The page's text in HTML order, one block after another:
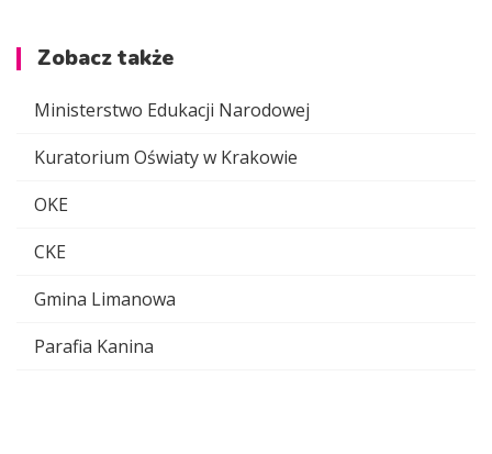
Zobacz także
Ministerstwo Edukacji Narodowej
Kuratorium Oświaty w Krakowie
OKE
CKE
Gmina Limanowa
Parafia Kanina